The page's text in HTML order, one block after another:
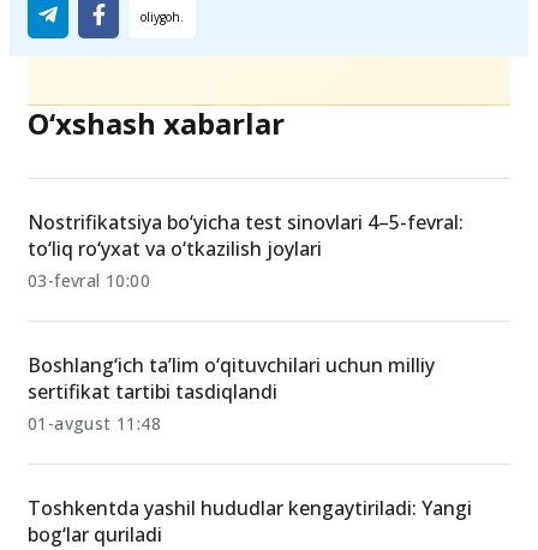
O‘xshash xabarlar
Nostrifikatsiya bo‘yicha test sinovlari 4–5-fevral:
to‘liq ro‘yxat va o‘tkazilish joylari
03-fevral 10:00
Boshlang‘ich ta’lim o‘qituvchilari uchun milliy
sertifikat tartibi tasdiqlandi
01-avgust 11:48
Toshkentda yashil hududlar kengaytiriladi: Yangi
bog‘lar quriladi